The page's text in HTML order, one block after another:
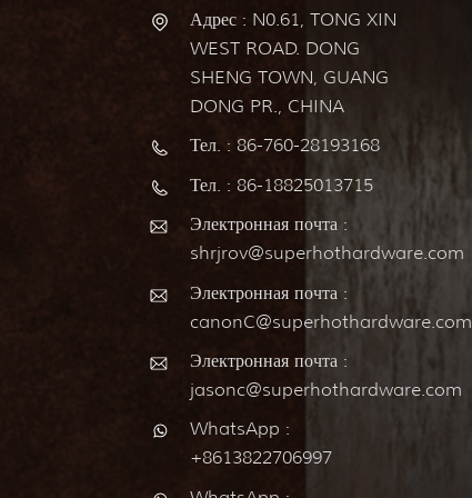
Адрес : N0.61, TONG XIN
WEST ROAD. DONG
SHENG TOWN, GUANG
DONG PR., CHINA
Тел. : 86-760-28193168
Тел. : 86-18825013715
Электронная почта :
shrjrov@superhothardware.com
Электронная почта :
canonC@superhothardware.com
Электронная почта :
jasonc@superhothardware.com
WhatsApp :
+8613822706997